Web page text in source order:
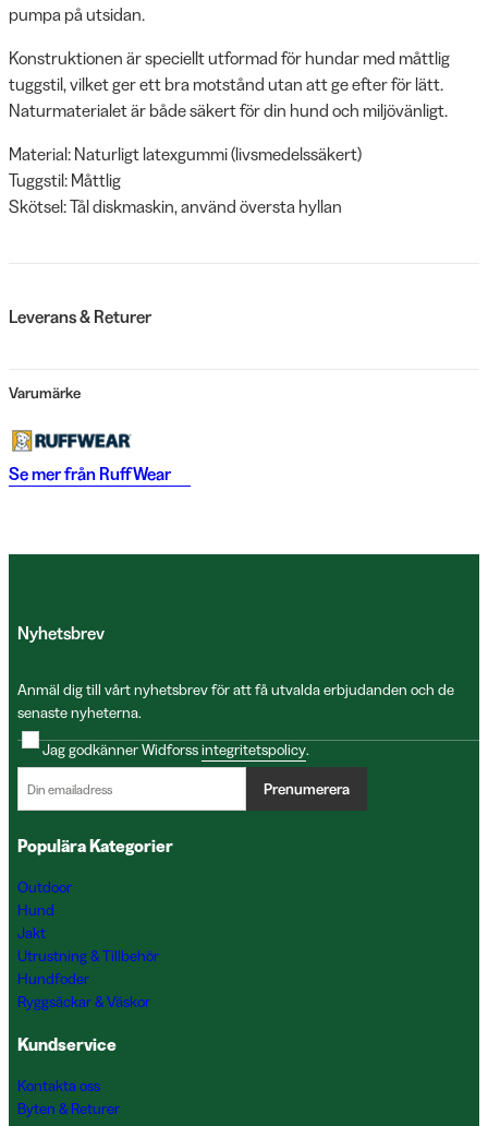
pumpa på utsidan.
Konstruktionen är speciellt utformad för hundar med måttlig
tuggstil, vilket ger ett bra motstånd utan att ge efter för lätt.
Naturmaterialet är både säkert för din hund och miljövänligt.
Material: Naturligt latexgummi (livsmedelssäkert)
Tuggstil: Måttlig
Skötsel: Tål diskmaskin, använd översta hyllan
Leverans & Returer
Varumärke
Se mer från RuffWear
Nyhetsbrev
Anmäl dig till vårt nyhetsbrev för att få utvalda erbjudanden och de
senaste nyheterna.
Jag godkänner Widforssintegritetspolicy.
Prenumerera
Populära Kategorier
Outdoor
Hund
Jakt
Utrustning & Tillbehör
Hundfoder
Ryggsäckar & Väskor
Kundservice
Kontakta oss
Byten & Returer